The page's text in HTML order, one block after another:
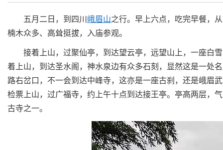
五月二日，到四川 峨眉山之行。早上六点，吃完早餐，
楠木众多、高耸挺拔，入庙参观。
接着上山，过聚仙亭，到达望云亭，远望山上，一座白雪
着上山，到达圣水阁，神水泉边有众多石刻，显然这是一处
路右岔口，不一会到达中峰寺，这亦是一座古刹，还是峨眉
检票上山，过广福寺，约上午十点到达接王亭。亭高两层，
古寺之一。